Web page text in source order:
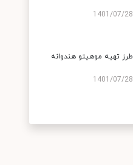
1401/07/28
طرز تهیه موهیتو هندوانه
1401/07/28